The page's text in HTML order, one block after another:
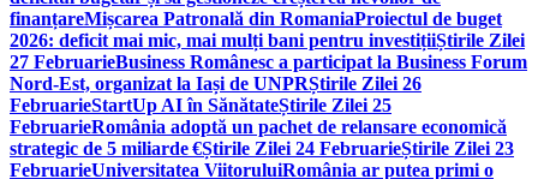
finanțareMișcarea Patronală din RomaniaProiectul de buget
2026: deficit mai mic, mai mulți bani pentru investițiiȘtirile Zilei
27 FebruarieBusiness Românesc a participat la Business Forum
Nord-Est, organizat la Iași de UNPRȘtirile Zilei 26
FebruarieStartUp AI în SănătateȘtirile Zilei 25
FebruarieRomânia adoptă un pachet de relansare economică
strategic de 5 miliarde €Știrile Zilei 24 FebruarieȘtirile Zilei 23
FebruarieUniversitatea ViitoruluiRomânia ar putea primi o